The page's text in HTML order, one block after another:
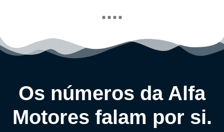
....
Os números da Alfa
Motores falam por si.